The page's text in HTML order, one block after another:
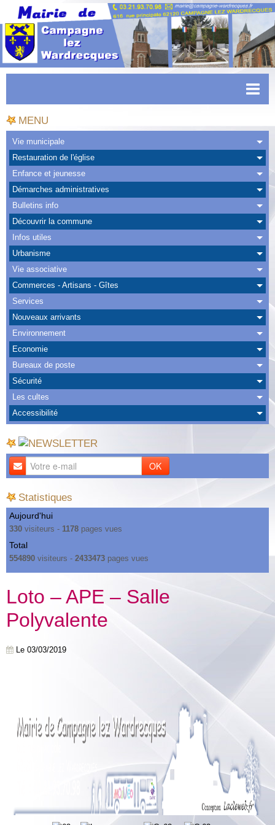
Accueil
Actualités
Facebook
CAPSO
Urbanisme
Transports
Agenda
Albums
Nous Contacter
MENU
Vie municipale
Restauration de l'église
Enfance et jeunesse
Démarches administratives
Bulletins info
Découvrir la commune
Infos utiles
Urbanisme
Vie associative
Commerces - Artisans - Gîtes
Services
Nouveaux arrivants
Environnement
Economie
Bureaux de poste
Sécurité
Les cultes
Accessibilité
OK
Statistiques
Aujourd'hui
330 visiteurs - 1178 pages vues
Total
554890 visiteurs - 2433473 pages vues
Loto – APE – Salle
Polyvalente
Le 03/03/2019